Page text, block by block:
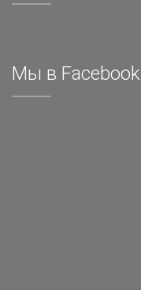
Мы в Facebook